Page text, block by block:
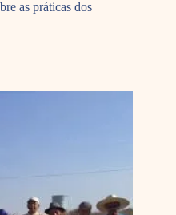
as práticas dos